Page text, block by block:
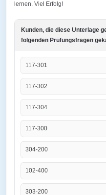
lernen. Viel Erfolg!
Kunden, die diese Unterlage
folgenden Prüfungsfragen
117-301
117-302
117-304
117-300
304-200
102-400
303-200